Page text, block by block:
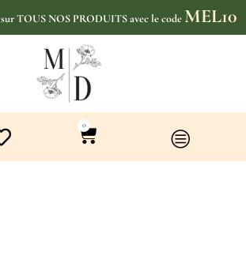
sur TOUS NOS PRODUITS avec le code MEL10
0